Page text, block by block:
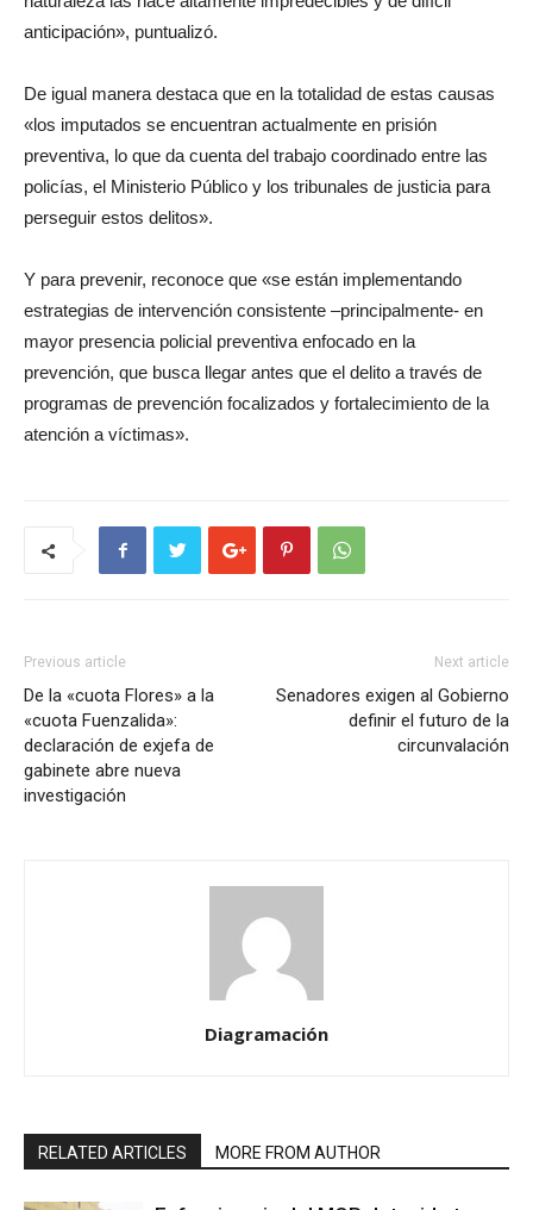
anticipación», puntualizó.
De igual manera destaca que en la totalidad de estas causas
«los imputados se encuentran actualmente en prisión
preventiva, lo que da cuenta del trabajo coordinado entre las
policías, el Ministerio Público y los tribunales de justicia para
perseguir estos delitos».
Y para prevenir, reconoce que «se están implementando
estrategias de intervención consistente –principalmente- en
mayor presencia policial preventiva enfocado en la
prevención, que busca llegar antes que el delito a través de
programas de prevención focalizados y fortalecimiento de la
atención a víctimas».
Previous article
De la «cuota Flores» a la
«cuota Fuenzalida»:
declaración de exjefa de
gabinete abre nueva
investigación
Next article
Senadores exigen al Gobierno
definir el futuro de la
circunvalación
Diagramación
RELATED ARTICLES MORE FROM AUTHOR